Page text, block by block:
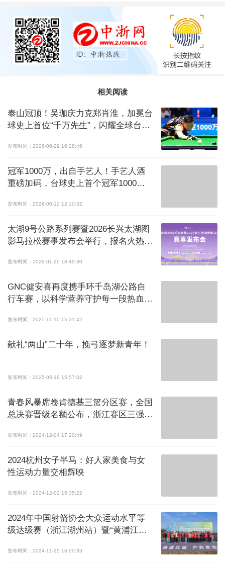
相关阅读
泰山冠顶！吴珈庆力克郑肖淮，加冕台
球史上首位“千万先生”，闪耀全球台球
发布时间：2026-06-29 16:28:46
冠军1000万，出自手艺人！手艺人酒
重磅加码，台球史上首个冠军1000
发布时间：2026-06-12 12:10:32
太湖9号公路系列赛暨2026长兴太湖图
影马拉松赛事发布会举行，报名火热开
发布时间：2026-01-20 18:49:30
GNC健安喜再度携手环千岛湖公路自
行车赛，以科学营养守护每一段热血征
发布时间：2025-11-10 15:31:42
献礼“两山”二十年，挽弓逐梦新青年！
发布时间：2025-05-19 15:57:32
青春风暴席卷肯德基三篮分区赛，全国
总决赛晋级名额公布，浙江赛区三强挺
发布时间：2024-12-04 17:20:49
2024杭州女子半马：好人家美食与女
性运动力量交相辉映
发布时间：2024-12-02 15:35:22
2024年中国射箭协会大众运动水平等
级达级赛（浙江湖州站）暨“黄浦江源
发布时间：2024-11-25 16:20:35